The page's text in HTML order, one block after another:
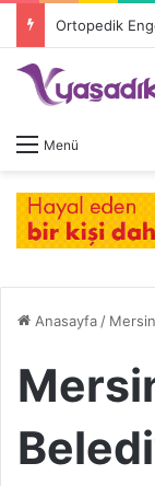
Menü
Anasayfa/